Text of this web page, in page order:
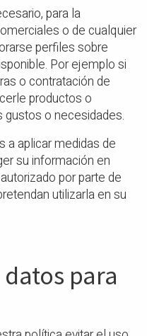
para la
o de cualquier
perfiles sobre
Por ejemplo si
o contratación de
productos o
gustos o necesidades.
a aplicar medidas de
su información en
por parte de
utilizarla en su
para